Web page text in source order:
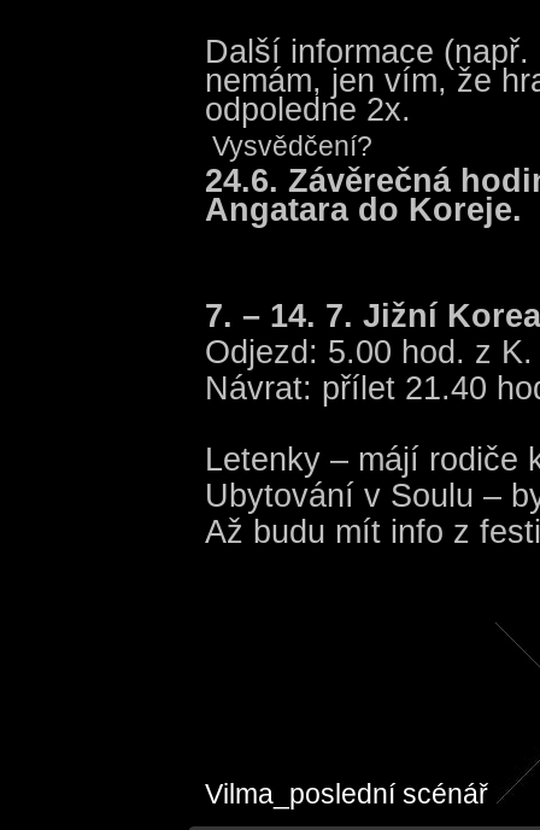
Další informace
nemám, jen vím, že
odpoledne 2x.
Vysvědčení?
24.6. Závěrečná
Angatara do Koreje.
7. – 14. 7. Jižní Korea
Odjezd: 5.00 hod. z
Návrat: přílet 21.40
Letenky – májí rodiče
Ubytování v Soulu –
Až budu mít info z
Vilma_poslední scénář